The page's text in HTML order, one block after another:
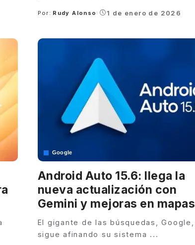
Posted
Por: Rudy Alonso 1 de enero de 2026
Google
Android Auto 15.6: llega la
nueva actualización con
Gemini y mejoras en mapas
El gigante de las búsquedas, Google,
sigue afinando su sistema ...